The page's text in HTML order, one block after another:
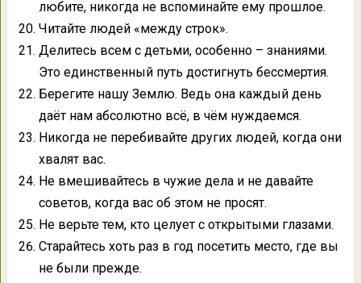
любите, никогда не вспоминайте ему прошлое.
Читайте людей «между строк».
Делитесь всем с детьми, особенно – знаниями.
Это единственный путь достигнуть бессмертия.
Берегите нашу Землю. Ведь она каждый день
даёт нам абсолютно всё, в чём нуждаемся.
Никогда не перебивайте других людей, когда они
хвалят вас.
Не вмешивайтесь в чужие дела и не давайте
советов, когда вас об этом не просят.
Не верьте тем, кто целует с открытыми глазами.
Старайтесь хоть раз в год посетить место, где вы
не были прежде.